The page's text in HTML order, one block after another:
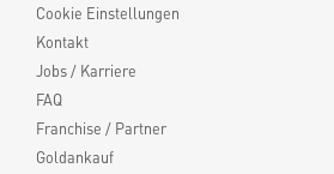
Cookie Einstellungen
Kontakt
Jobs / Karriere
FAQ
Franchise / Partner
Goldankauf